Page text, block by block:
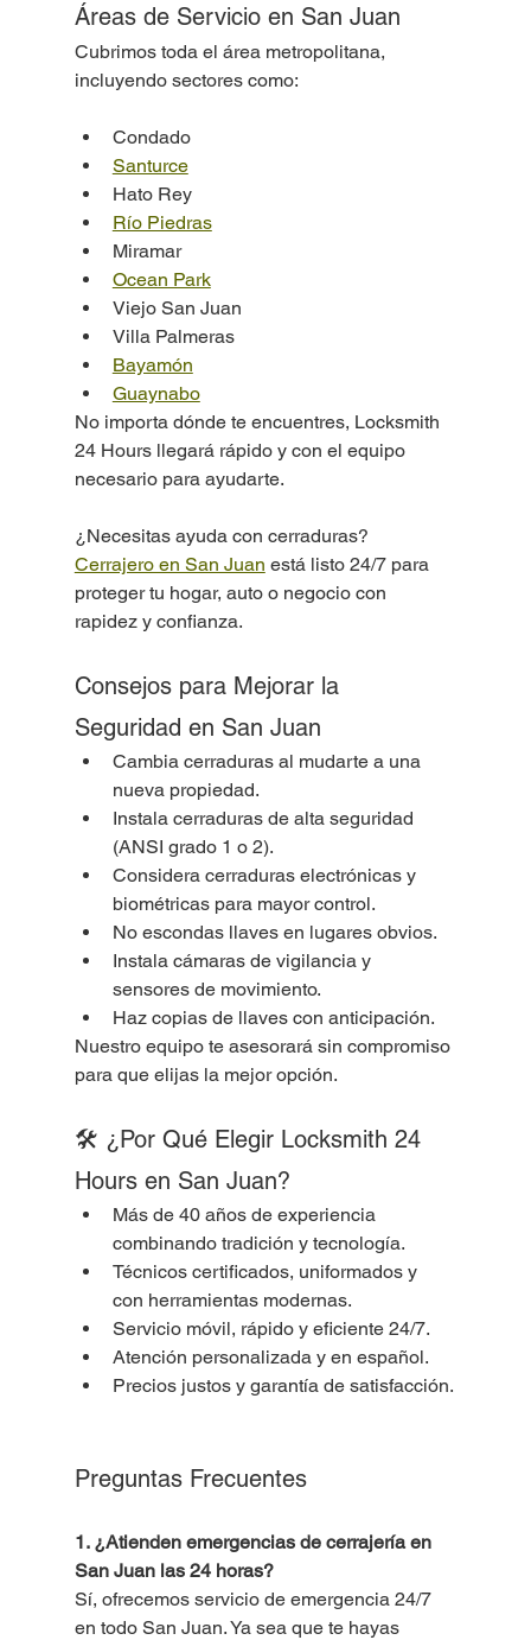
Áreas de Servicio en San Juan
Cubrimos toda el área metropolitana,
incluyendo sectores como:
Condado
Santurce
Hato Rey
Río Piedras
Miramar
Ocean Park
Viejo San Juan
Villa Palmeras
Bayamón
Guaynabo
No importa dónde te encuentres, Locksmith
24 Hours llegará rápido y con el equipo
necesario para ayudarte.
¿Necesitas ayuda con cerraduras?
Cerrajero en San Juan está listo 24/7 para
proteger tu hogar, auto o negocio con
rapidez y confianza.
Consejos para Mejorar la
Seguridad en San Juan
Cambia cerraduras al mudarte a una
nueva propiedad.
Instala cerraduras de alta seguridad
(ANSI grado 1 o 2).
Considera cerraduras electrónicas y
biométricas para mayor control.
No escondas llaves en lugares obvios.
Instala cámaras de vigilancia y
sensores de movimiento.
Haz copias de llaves con anticipación.
Nuestro equipo te asesorará sin compromiso
para que elijas la mejor opción.
🛠️ ¿Por Qué Elegir Locksmith 24
Hours en San Juan?
Más de 40 años de experiencia
combinando tradición y tecnología.
Técnicos certificados, uniformados y
con herramientas modernas.
Servicio móvil, rápido y eficiente 24/7.
Atención personalizada y en español.
Precios justos y garantía de satisfacción.
Preguntas Frecuentes
1. ¿Atienden emergencias de cerrajería en
San Juan las 24 horas?
Sí, ofrecemos servicio de emergencia 24/7
en todo San Juan. Ya sea que te hayas